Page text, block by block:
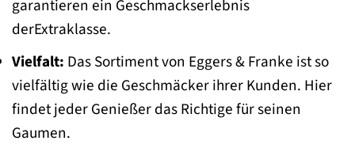
garantieren ein Geschmackserlebnis
derExtraklasse.
Vielfalt: Das Sortiment von Eggers & Franke ist so
vielfältig wie die Geschmäcker ihrer Kunden. Hier
findet jeder Genießer das Richtige für seinen
Gaumen.